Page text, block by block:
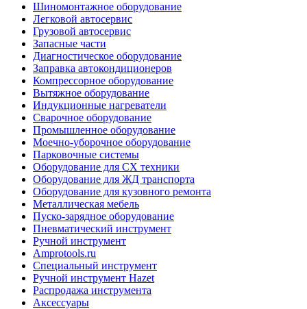
Шиномонтажное оборудование
Легковой автосервис
Грузовой автосервис
Запасные части
Диагностическое оборудование
Заправка автокондиционеров
Компрессорное оборудование
Вытяжное оборудование
Индукционные нагреватели
Сварочное оборудование
Промышленное оборудование
Моечно-уборочное оборудование
Парковочные системы
Оборудование для СХ техники
Оборудование для ЖД транспорта
Оборудование для кузовного ремонта
Металлическая мебель
Пуско-зарядное оборудование
Пневматический инструмент
Ручной инструмент
Amprotools.ru
Специальный инструмент
Ручной инструмент Hazet
Распродажа инструмента
Аксессуары